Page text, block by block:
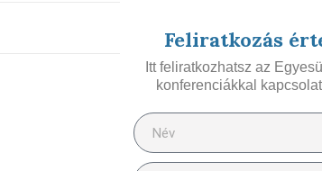
Feliratkozás
Itt feliratkozhatsz az
konferenciákkal